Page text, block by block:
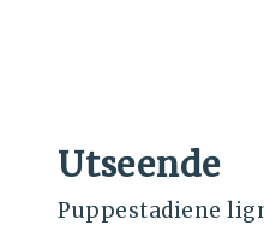
Utseende
Puppestadiene